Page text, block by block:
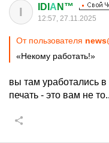
I IDI А N™
12:57, 27.11.2025
От пользователя
«Некому работать!»
вы там уработались
печать - это вам не